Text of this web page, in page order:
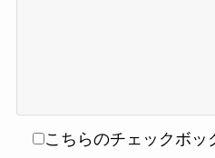
こちらのチェックボッ